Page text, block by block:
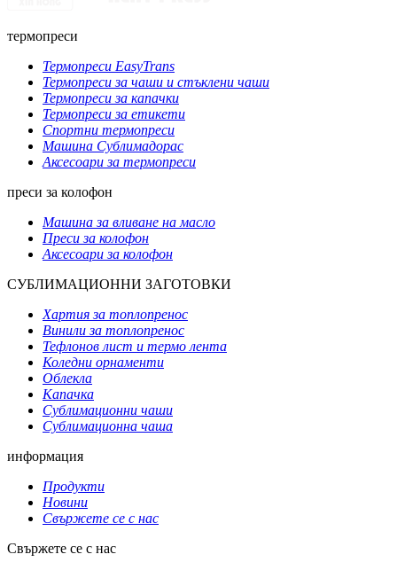
термопреси
Термопреси EasyTrans
Термопреси за чаши и стъклени чаши
Термопреси за капачки
Термопреси за етикети
Спортни термопреси
Машина Сублимадорас
Аксесоари за термопреси
преси за колофон
Машина за вливане на масло
Преси за колофон
Аксесоари за колофон
СУБЛИМАЦИОННИ ЗАГОТОВКИ
Хартия за топлопренос
Винили за топлопренос
Тефлонов лист и термо лента
Коледни орнаменти
Облекла
Капачка
Сублимационни чаши
Сублимационна чаша
информация
Продукти
Новини
Свържете се с нас
Свържете се с нас